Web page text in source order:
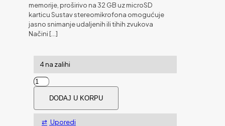
memorije, proširivo na 32 GB uz microSD
karticu Sustav stereomikrofona omogućuje
jasno snimanje udaljenih ili tihih zvukova
Načini […]
4 na zalihi
DIKTAFON
SONY
PX470
4GB
USB
DODAJ U KORPU
Uporedi